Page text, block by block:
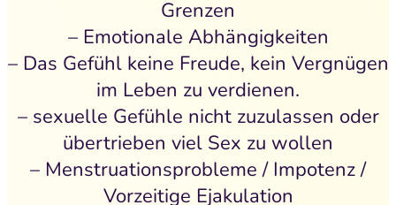
Grenzen
– Emotionale Abhängigkeiten
– Das Gefühl keine Freude, kein Vergnügen
im Leben zu verdienen.
– sexuelle Gefühle nicht zuzulassen oder
übertrieben viel Sex zu wollen
– Menstruationsprobleme / Impotenz /
Vorzeitige Ejakulation